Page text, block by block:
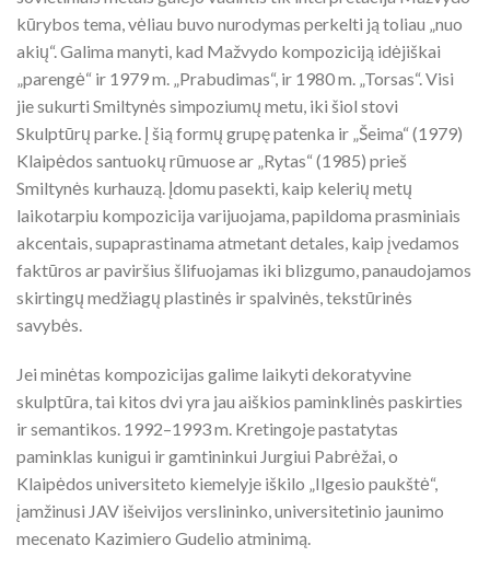
kūrybos tema, vėliau buvo nurodymas perkelti ją toliau „nuo
akių“. Galima manyti, kad Mažvydo kompoziciją idėjiškai
„parengė“ ir 1979 m. „Prabudimas“, ir 1980 m. „Torsas“. Visi
jie sukurti Smiltynės simpoziumų metu, iki šiol stovi
Skulptūrų parke. Į šią formų grupę patenka ir „Šeima“ (1979)
Klaipėdos santuokų rūmuose ar „Rytas“ (1985) prieš
Smiltynės kurhauzą. Įdomu pasekti, kaip kelerių metų
laikotarpiu kompozicija varijuojama, papildoma prasminiais
akcentais, supaprastinama atmetant detales, kaip įvedamos
faktūros ar paviršius šlifuojamas iki blizgumo, panaudojamos
skirtingų medžiagų plastinės ir spalvinės, tekstūrinės
savybės.
Jei minėtas kompozicijas galime laikyti dekoratyvine
skulptūra, tai kitos dvi yra jau aiškios paminklinės paskirties
ir semantikos. 1992–1993 m. Kretingoje pastatytas
paminklas kunigui ir gamtininkui Jurgiui Pabrėžai, o
Klaipėdos universiteto kiemelyje iškilo „Ilgesio paukštė“,
įamžinusi JAV išeivijos verslininko, universitetinio jaunimo
mecenato Kazimiero Gudelio atminimą.